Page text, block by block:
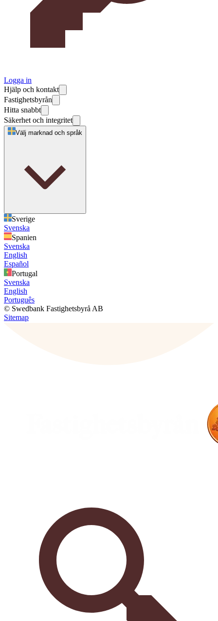
Logga in
Hjälp och kontakt
Fastighetsbyrån
Hitta snabbt
Säkerhet och integritet
Välj marknad och språk
Sverige
Svenska
Spanien
Svenska
English
Español
Portugal
Svenska
English
Português
© Swedbank Fastighetsbyrå AB
Sitemap